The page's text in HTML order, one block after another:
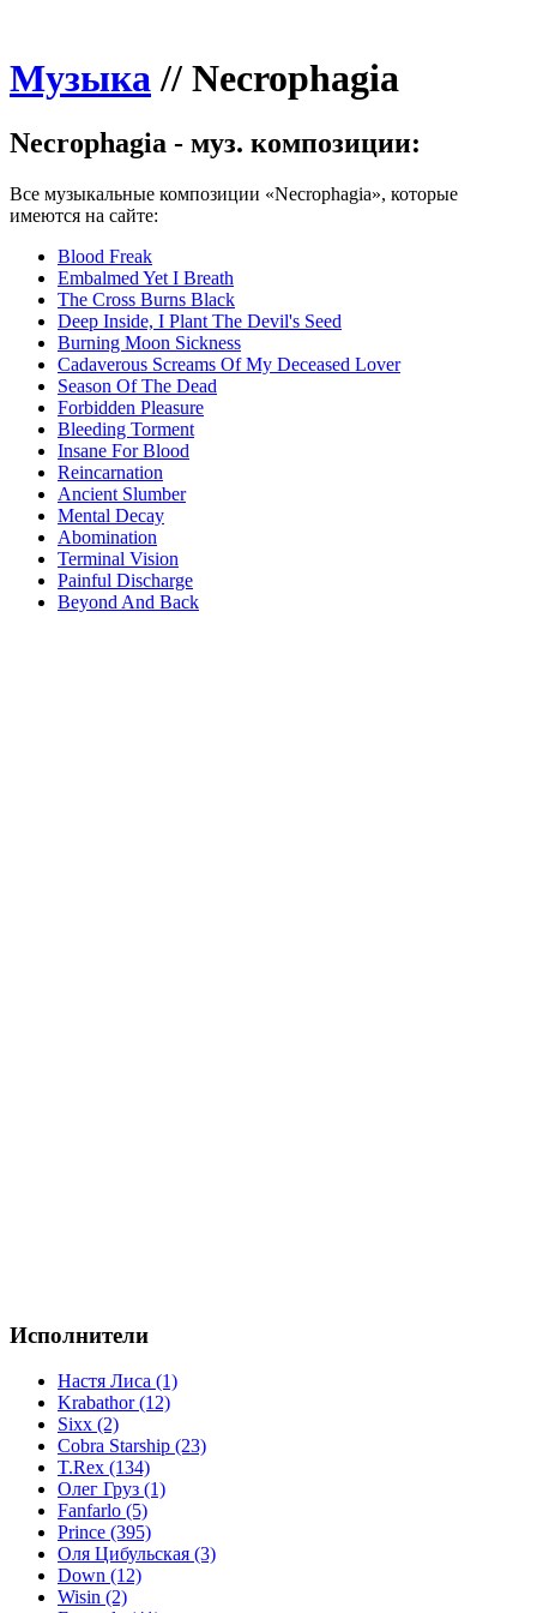
Музыка// Necrophagia
Necrophagia - муз. композиции:
Все музыкальные композиции «Necrophagia», которые
имеются на сайте:
Blood Freak
Embalmed Yet I Breath
The Cross Burns Black
Deep Inside, I Plant The Devil's Seed
Burning Moon Sickness
Cadaverous Screams Of My Deceased Lover
Season Of The Dead
Forbidden Pleasure
Bleeding Torment
Insane For Blood
Reincarnation
Ancient Slumber
Mental Decay
Abomination
Terminal Vision
Painful Discharge
Beyond And Back
Исполнители
Настя Лиса (1)
Krabathor (12)
Sixx (2)
Cobra Starship (23)
T.Rex (134)
Олег Груз (1)
Fanfarlo (5)
Prince (395)
Оля Цибульская (3)
Down (12)
Wisin (2)